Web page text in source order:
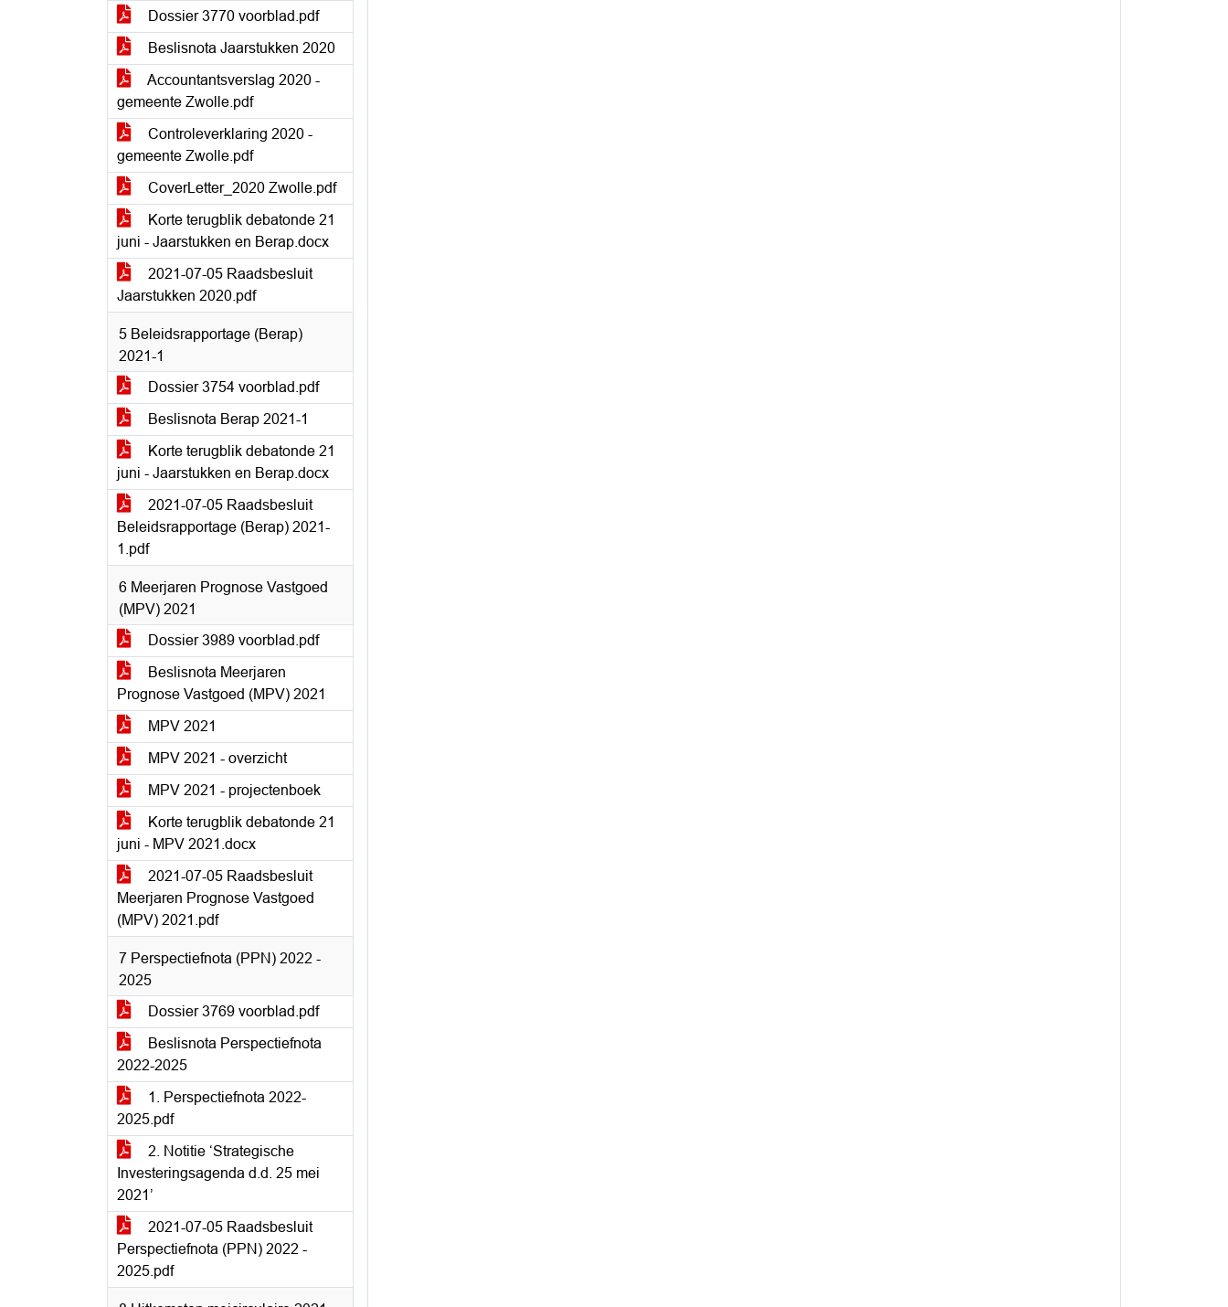
Dossier 3770 voorblad.pdf
Beslisnota Jaarstukken 2020
Accountantsverslag 2020 -
gemeente Zwolle.pdf
Controleverklaring 2020 -
gemeente Zwolle.pdf
CoverLetter_2020 Zwolle.pdf
Korte terugblik debatonde 21
juni - Jaarstukken en Berap.docx
2021-07-05 Raadsbesluit
Jaarstukken 2020.pdf
5 Beleidsrapportage (Berap)
2021-1
Dossier 3754 voorblad.pdf
Beslisnota Berap 2021-1
Korte terugblik debatonde 21
juni - Jaarstukken en Berap.docx
2021-07-05 Raadsbesluit
Beleidsrapportage (Berap) 2021-
1.pdf
6 Meerjaren Prognose Vastgoed
(MPV) 2021
Dossier 3989 voorblad.pdf
Beslisnota Meerjaren
Prognose Vastgoed (MPV) 2021
MPV 2021
MPV 2021 - overzicht
MPV 2021 - projectenboek
Korte terugblik debatonde 21
juni - MPV 2021.docx
2021-07-05 Raadsbesluit
Meerjaren Prognose Vastgoed
(MPV) 2021.pdf
7 Perspectiefnota (PPN) 2022 -
2025
Dossier 3769 voorblad.pdf
Beslisnota Perspectiefnota
2022-2025
1. Perspectiefnota 2022-
2025.pdf
2. Notitie ‘Strategische
Investeringsagenda d.d. 25 mei
2021’
2021-07-05 Raadsbesluit
Perspectiefnota (PPN) 2022 -
2025.pdf